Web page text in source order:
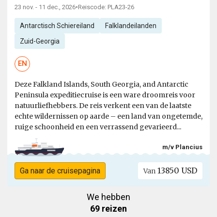
23 nov. - 11 dec., 2026•Reiscode: PLA23-26
Antarctisch Schiereiland Falklandeilanden
Zuid-Georgia
EN
Deze Falkland Islands, South Georgia, and Antarctic
Peninsula expeditiecruise is een ware droomreis voor
natuurliefhebbers. De reis verkent een van de laatste
echte wildernissen op aarde – een land van ongetemde,
ruige schoonheid en een verrassend gevarieerd...
m/v Plancius
Ga naar de cruisepagina Van 13850 USD
We hebben
69 reizen